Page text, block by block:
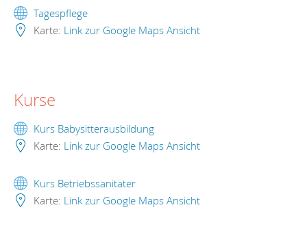
Tagespflege
Karte: Link zur Google Maps Ansicht
Kurse
Kurs Babysitterausbildung
Karte: Link zur Google Maps Ansicht
Kurs Betriebssanitäter
Karte: Link zur Google Maps Ansicht